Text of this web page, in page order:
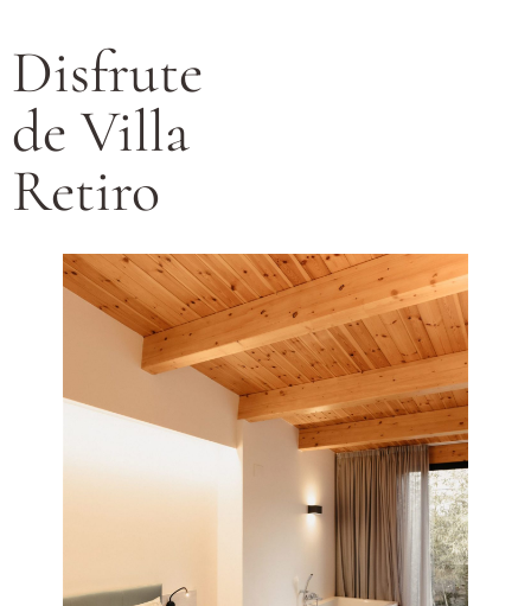
Disfrute
de Villa
Retiro